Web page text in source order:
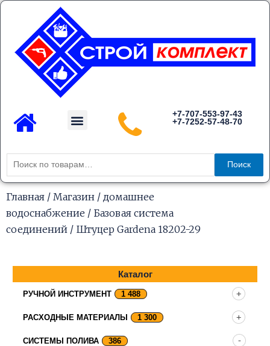
Перейти
содержимому
Menu
+7-707-553-97-43
+7-7252-57-48-70
Искать:
Поиск
Главная / Магазин / домашнее
водоснабжение / Базовая система
соединений / Штуцер Gardena 18202-29
Каталог
РУЧНОЙ ИНСТРУМЕНТ 1 488
РАСХОДНЫЕ МАТЕРИАЛЫ 1 300
СИСТЕМЫ ПОЛИВА 386